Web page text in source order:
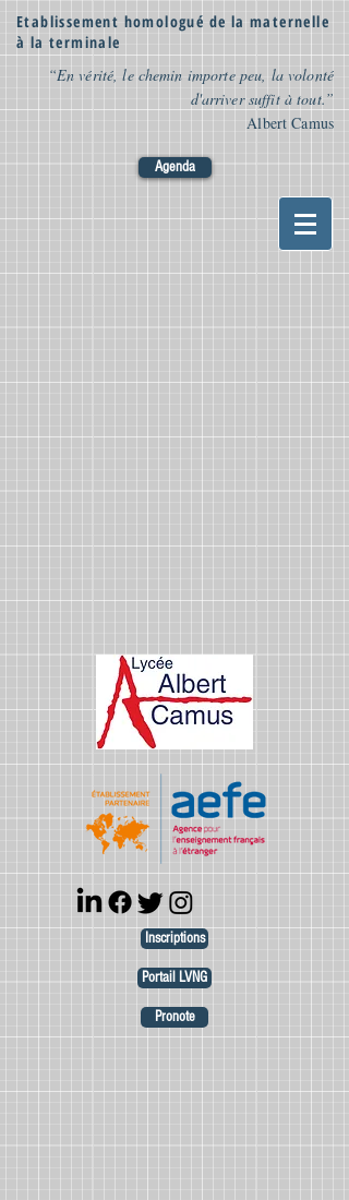
Etablissement homologué de la maternelle
à la terminale
“En vérité, le chemin importe peu, la volonté
d'arriver suffit à tout.”
Albert Camus
Agenda
Inscriptions
Portail LVNG
Pronote